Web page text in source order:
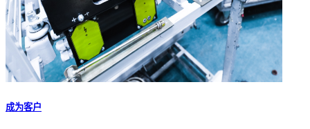
成为客户